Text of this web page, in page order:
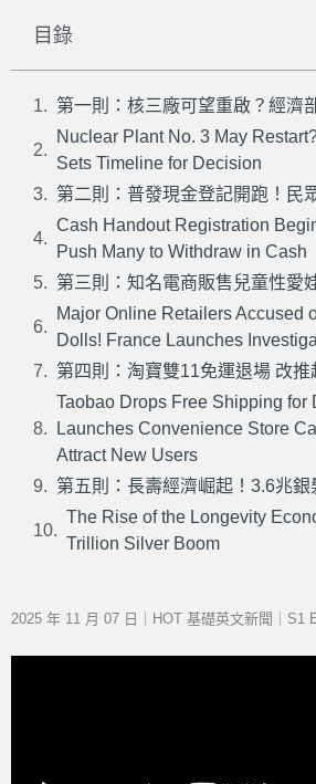
目錄
第一則：核三廠可望重啟？經濟
Nuclear Plant No. 3 May
Sets Timeline for Decision
第二則：普發現金登記開跑！民
Cash Handout Registration
Push Many to Withdraw in Cash
第三則：知名電商販售兒童性愛
Major Online Retailers Accused
Dolls! France Launches
第四則：淘寶雙11免運退場 改
Taobao Drops Free Shipping for
Launches Convenience Store
Attract New Users
第五則：長壽經濟崛起！3.6兆銀
The Rise of the Longevity
Trillion Silver Boom
2025 年 11 月 07 日｜HOT 基礎英文新聞｜S1